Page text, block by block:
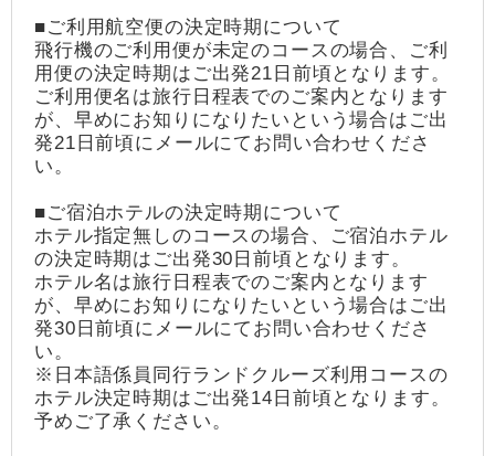
■ご利用航空便の決定時期について
飛行機のご利用便が未定のコースの場合、ご利
用便の決定時期はご出発21日前頃となります。
ご利用便名は旅行日程表でのご案内となります
が、早めにお知りになりたいという場合はご出
発21日前頃にメールにてお問い合わせくださ
い。
■ご宿泊ホテルの決定時期について
ホテル指定無しのコースの場合、ご宿泊ホテル
の決定時期はご出発30日前頃となります。
ホテル名は旅行日程表でのご案内となります
が、早めにお知りになりたいという場合はご出
発30日前頃にメールにてお問い合わせくださ
い。
※日本語係員同行ランドクルーズ利用コースの
ホテル決定時期はご出発14日前頃となります。
予めご了承ください。